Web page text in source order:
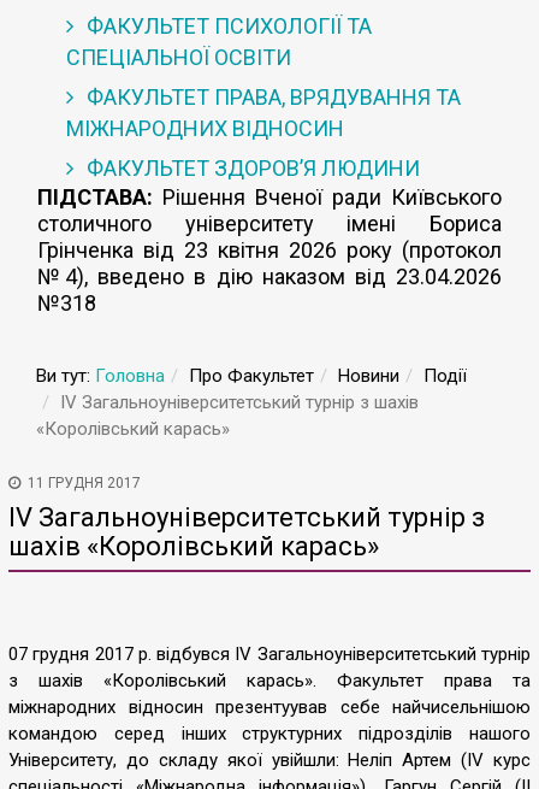
ФАКУЛЬТЕТ ПСИХОЛОГІЇ ТА
СПЕЦІАЛЬНОЇ ОСВІТИ
ФАКУЛЬТЕТ ПРАВА, ВРЯДУВАННЯ ТА
МІЖНАРОДНИХ ВІДНОСИН
ФАКУЛЬТЕТ ЗДОРОВ’Я ЛЮДИНИ
ПІДСТАВА: Рішення Вченої ради Київського
столичного університету імені Бориса
Грінченка від 23 квітня 2026 року (протокол
№4), введено в дію наказом від 23.04.2026
№318
Ви тут: Головна Про Факультет Новини
Події
ІV Загальноуніверситетський турнір з шахів
«Королівський карась»
11 ГРУДНЯ 2017
ІV Загальноуніверситетський турнір з
шахів «Королівський карась»
07 грудня 2017 р. відбувся ІV Загальноуніверситетський турнір
з шахів «Королівський карась». Факультет права та
міжнародних відносин презентуував себе найчисельнішою
командою серед інших структурних підрозділів нашого
Університету, до складу якої увійшли: Неліп Артем (ІV курс